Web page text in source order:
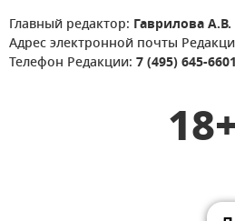
Главный редактор: Гаврилова А.В.
Адрес электронной почты
Телефон Редакции: 7 (495) 645-6601